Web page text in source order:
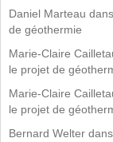
Daniel Marteau dans
de géothermie
Marie-Claire
le projet de
Marie-Claire
le projet de
Bernard Welter dans